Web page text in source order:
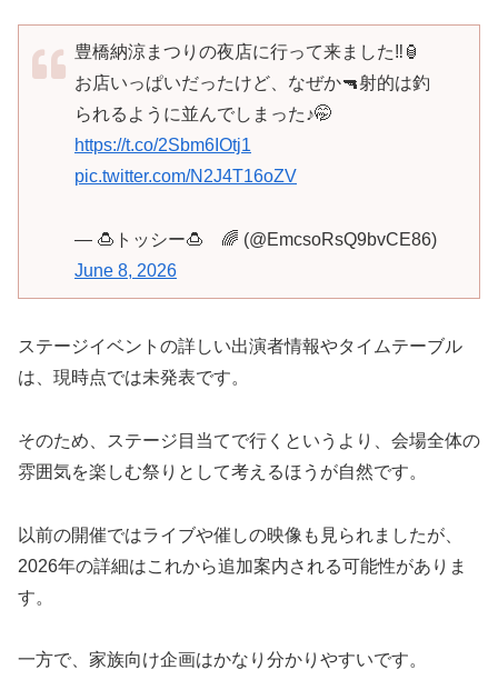
豊橋納涼まつりの夜店に行って来ました‼︎🏮
お店いっぱいだったけど、なぜか🔫射的は釣
られるように並んでしまった♪🤭
https://t.co/2Sbm6IOtj1
pic.twitter.com/N2J4T16oZV
— 🍮トッシー🍮 🌈 (@EmcsoRsQ9bvCE86)
June 8, 2026
ステージイベントの詳しい出演者情報やタイムテーブル
は、現時点では未発表です。
そのため、ステージ目当てで行くというより、会場全体の
雰囲気を楽しむ祭りとして考えるほうが自然です。
以前の開催ではライブや催しの映像も見られましたが、
2026年の詳細はこれから追加案内される可能性がありま
す。
一方で、家族向け企画はかなり分かりやすいです。